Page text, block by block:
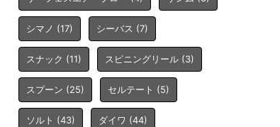
シマノ (17) シーバス (7)
スナック (11) スピニングリール (3)
スプーン (25) セルテート (5)
ソルト (43) ダイワ (44)